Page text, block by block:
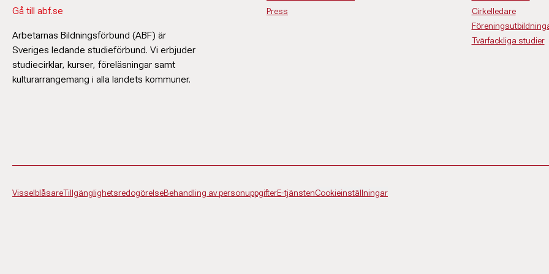
Gå till abf.se
Arbetarnas Bildningsförbund (ABF) är
Sveriges ledande studieförbund. Vi erbjuder
studiecirklar, kurser, föreläsningar samt
kulturarrangemang i alla landets kommuner.
Press
Cirkelledare
Tvärfackliga studier
VisselblåsareTillgänglighetsredogörelseBehandling av personuppgifterE-tjänstenCookieinställningar